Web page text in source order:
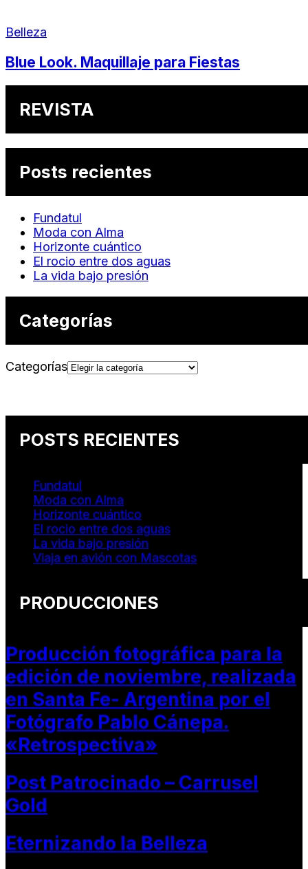
Belleza
Blue Look. Maquillaje para Fiestas
REVISTA
Posts recientes
Fundatul
Moda con Alma
Horizonte cuántico
El rocio entre dos aguas
La vida bajo presión
Categorías
Categorías
POSTS RECIENTES
Fundatul
Moda con Alma
Horizonte cuántico
El rocio entre dos aguas
La vida bajo presión
Viaja en avión con Mascotas
PRODUCCIONES
Producción fotográfica para la
edición de noviembre, realizada
en Santa Fe- Argentina por el
Fotógrafo Pablo Cánepa.
«Retrospectiva»
Post Patrocinado – Carrusel
Gold
Eternizando la Belleza